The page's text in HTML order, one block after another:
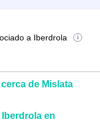
a Iberdrola
de Mislata
en